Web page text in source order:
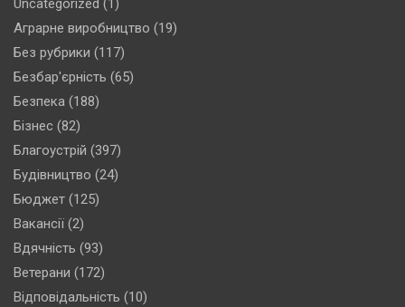
Uncategorized (1)
Аграрне виробництво (19)
Без рубрики (117)
Безбар'єрність (65)
Безпека (188)
Бізнес (82)
Благоустрій (397)
Будівництво (24)
Бюджет (125)
Вакансії (2)
Вдячність (93)
Ветерани (172)
Відповідальність (10)